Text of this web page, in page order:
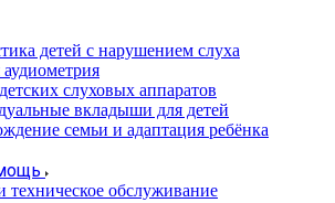
детей с нарушением слуха
слуховых аппаратов
вкладыши для детей
семьи и адаптация ребёнка
техническое обслуживание